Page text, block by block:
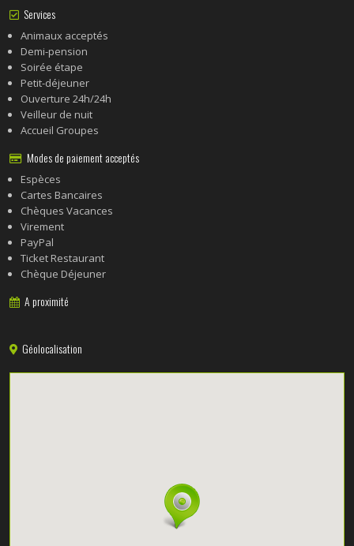
Services
Animaux acceptés
Demi-pension
Soirée étape
Petit-déjeuner
Ouverture 24h/24h
Veilleur de nuit
Accueil Groupes
Modes de paiement acceptés
Espèces
Cartes Bancaires
Chèques Vacances
Virement
PayPal
Ticket Restaurant
Chèque Déjeuner
A proximité
Géolocalisation